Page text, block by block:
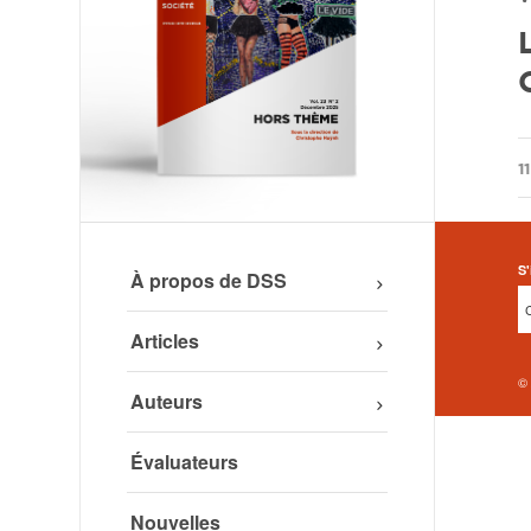
À propos de DSS
Articles
Auteurs
Évaluateurs
Nouvelles
©